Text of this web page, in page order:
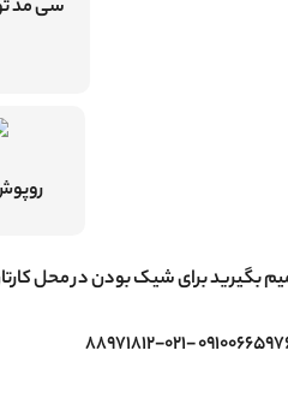
سی مد
بگیرید برای شیک بودن در محل